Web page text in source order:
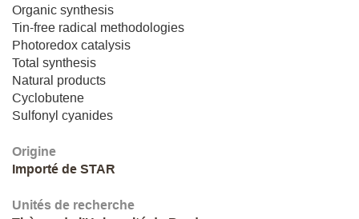
Organic synthesis
Tin-free radical methodologies
Photoredox catalysis
Total synthesis
Natural products
Cyclobutene
Sulfonyl cyanides
Origine
Importé de STAR
Unités de recherche